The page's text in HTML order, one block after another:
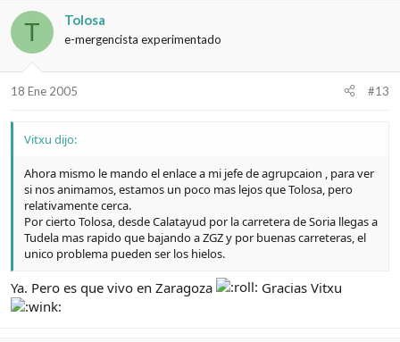
T Tolosa
e-mergencista experimentado
18 Ene 2005 #13
Vitxu dijo:
Ahora mismo le mando el enlace a mi jefe de agrupcaion , para ver
si nos animamos, estamos un poco mas lejos que Tolosa, pero
relativamente cerca.
Por cierto Tolosa, desde Calatayud por la carretera de Soria llegas a
Tudela mas rapido que bajando a ZGZ y por buenas carreteras, el
unico problema pueden ser los hielos.
Ya. Pero es que vivo en Zaragoza Gracias Vitxu